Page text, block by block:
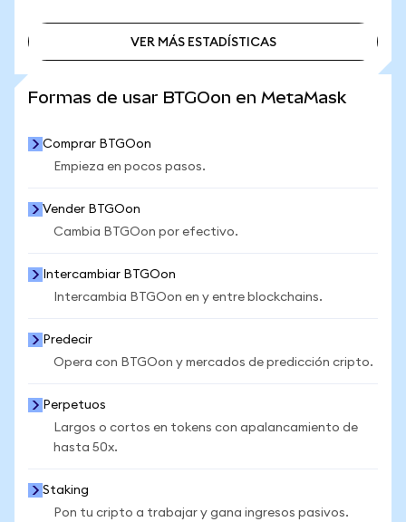
VER MÁS ESTADÍSTICAS
Formas de usar BTGOon en MetaMask
Comprar BTGOon
Empieza en pocos pasos.
Vender BTGOon
Cambia BTGOon por efectivo.
Intercambiar BTGOon
Intercambia BTGOon en y entre blockchains.
Predecir
Opera con BTGOon y mercados de predicción cripto.
Perpetuos
Largos o cortos en tokens con apalancamiento de
hasta 50x.
Staking
Pon tu cripto a trabajar y gana ingresos pasivos.